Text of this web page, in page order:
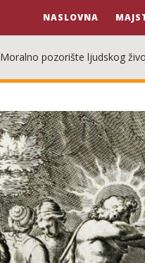
NASLOVNA
Moralno pozorište ljudskog